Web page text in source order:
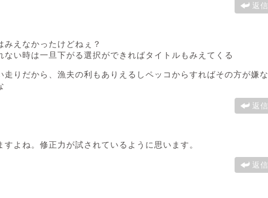
返信
えなかったけどねぇ？
い時は一旦下がる選択ができればタイトルもみえてくる
りだから、漁夫の利もありえるしペッコからすればその方が嫌な
返信
よね。修正力が試されているように思います。
返信